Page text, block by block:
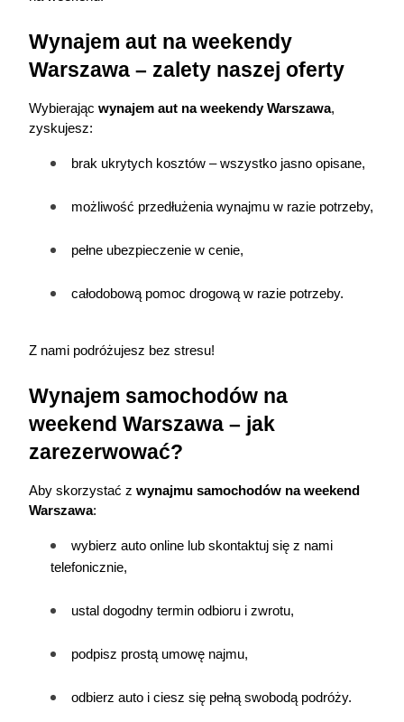
Wynajem aut na weekendy
Warszawa – zalety naszej oferty
Wybierając wynajem aut na weekendy Warszawa,
zyskujesz:
brak ukrytych kosztów – wszystko jasno opisane,
możliwość przedłużenia wynajmu w razie potrzeby,
pełne ubezpieczenie w cenie,
całodobową pomoc drogową w razie potrzeby.
Z nami podróżujesz bez stresu!
Wynajem samochodów na
weekend Warszawa – jak
zarezerwować?
Aby skorzystać z wynajmu samochodów na weekend
Warszawa:
wybierz auto online lub skontaktuj się z nami
telefonicznie,
ustal dogodny termin odbioru i zwrotu,
podpisz prostą umowę najmu,
odbierz auto i ciesz się pełną swobodą podróży.